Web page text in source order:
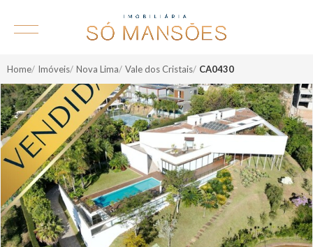
Home Imóveis Nova Lima Vale dos Cristais CA0430